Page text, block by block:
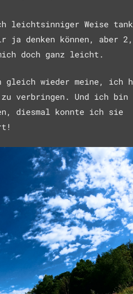
leichtsinniger Weise
denken können, aber
doch ganz leicht.
gleich wieder meine, ich
verbringen. Und ich bin
diesmal konnte ich sie